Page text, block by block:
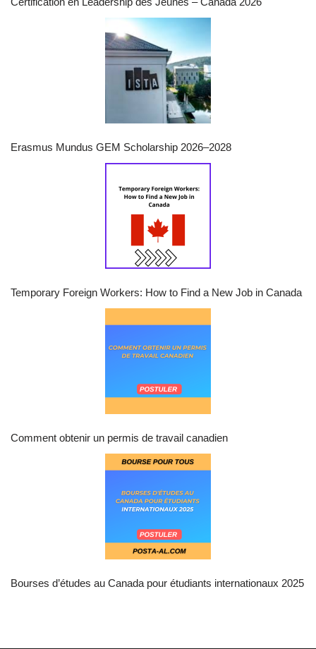
Erasmus Mundus GEM Scholarship 2026–2028
Temporary Foreign Workers: How to Find a New Job in Canada
Comment obtenir un permis de travail canadien
Bourses d’études au Canada pour étudiants internationaux 2025